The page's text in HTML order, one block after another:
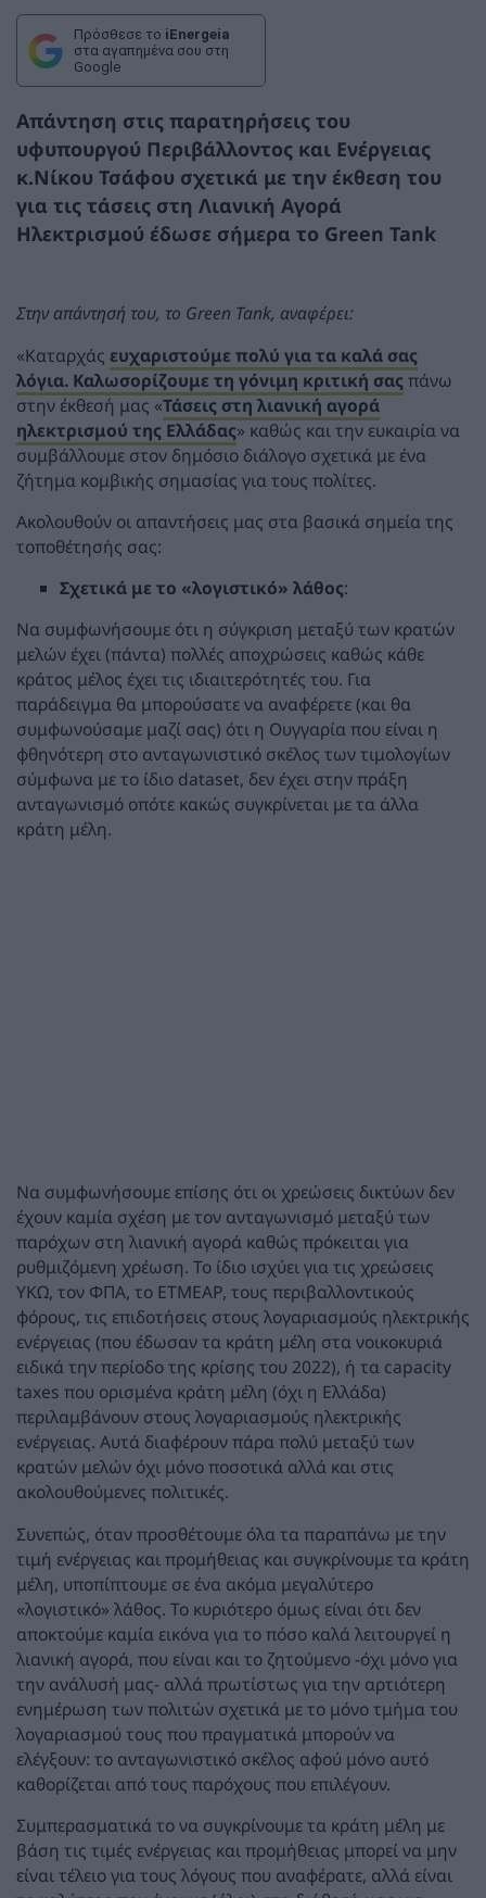
Πρόσθεσε το iEnergeia
στα αγαπημένα σου στη
Google
Απάντηση στις παρατηρήσεις του
υφυπουργού Περιβάλλοντος και Ενέργειας
κ.Νίκου Τσάφου σχετικά με την έκθεση του
για τις τάσεις στη Λιανική Αγορά
Ηλεκτρισμού έδωσε σήμερα το Green Tank
Στην απάντησή του, το Green Tank, αναφέρει:
«Καταρχάς ευχαριστούμε πολύ για τα καλά σας
λόγια. Καλωσορίζουμε τη γόνιμη κριτική σας πάνω
στην έκθεσή μας «Τάσεις στη λιανική αγορά
ηλεκτρισμού της Ελλάδας» καθώς και την ευκαιρία να
συμβάλλουμε στον δημόσιο διάλογο σχετικά με ένα
ζήτημα κομβικής σημασίας για τους πολίτες.
Ακολουθούν οι απαντήσεις μας στα βασικά σημεία της
τοποθέτησής σας:
Σχετικά με το «λογιστικό» λάθος:
Να συμφωνήσουμε ότι η σύγκριση μεταξύ των κρατών
μελών έχει (πάντα) πολλές αποχρώσεις καθώς κάθε
κράτος μέλος έχει τις ιδιαιτερότητές του. Για
παράδειγμα θα μπορούσατε να αναφέρετε (και θα
συμφωνούσαμε μαζί σας) ότι η Ουγγαρία που είναι η
φθηνότερη στο ανταγωνιστικό σκέλος των τιμολογίων
σύμφωνα με το ίδιο dataset, δεν έχει στην πράξη
ανταγωνισμό οπότε κακώς συγκρίνεται με τα άλλα
κράτη μέλη.
Να συμφωνήσουμε επίσης ότι οι χρεώσεις δικτύων δεν
έχουν καμία σχέση με τον ανταγωνισμό μεταξύ των
παρόχων στη λιανική αγορά καθώς πρόκειται για
ρυθμιζόμενη χρέωση. Το ίδιο ισχύει για τις χρεώσεις
ΥΚΩ, τον ΦΠΑ, το ΕΤΜΕΑΡ, τους περιβαλλοντικούς
φόρους, τις επιδοτήσεις στους λογαριασμούς ηλεκτρικής
ενέργειας (που έδωσαν τα κράτη μέλη στα νοικοκυριά
ειδικά την περίοδο της κρίσης του 2022), ή τα capacity
taxes που ορισμένα κράτη μέλη (όχι η Ελλάδα)
περιλαμβάνουν στους λογαριασμούς ηλεκτρικής
ενέργειας. Αυτά διαφέρουν πάρα πολύ μεταξύ των
κρατών μελών όχι μόνο ποσοτικά αλλά και στις
ακολουθούμενες πολιτικές.
Συνεπώς, όταν προσθέτουμε όλα τα παραπάνω με την
τιμή ενέργειας και προμήθειας και συγκρίνουμε τα κράτη
μέλη, υποπίπτουμε σε ένα ακόμα μεγαλύτερο
«λογιστικό» λάθος. Το κυριότερο όμως είναι ότι δεν
αποκτούμε καμία εικόνα για το πόσο καλά λειτουργεί η
λιανική αγορά, που είναι και το ζητούμενο -όχι μόνο για
την ανάλυσή μας- αλλά πρωτίστως για την αρτιότερη
ενημέρωση των πολιτών σχετικά με το μόνο τμήμα του
λογαριασμού τους που πραγματικά μπορούν να
ελέγξουν: το ανταγωνιστικό σκέλος αφού μόνο αυτό
καθορίζεται από τους παρόχους που επιλέγουν.
Συμπερασματικά το να συγκρίνουμε τα κράτη μέλη με
βάση τις τιμές ενέργειας και προμήθειας μπορεί να μην
είναι τέλειο για τους λόγους που αναφέρατε, αλλά είναι